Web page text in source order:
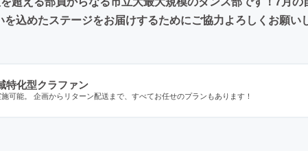
込めたステージをお届けするためにご協力よろしくお願い
特化型クラファン
可能。 企画からリターン配送まで、すべてお任せのプランもあります！